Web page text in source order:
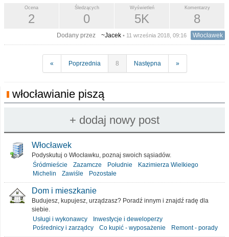
Komentarzy
8
Wyświetleń
5K
Śledzących
0
Ocena
2
Dodany przez ~Jacek • 11 września 2018, 09:16 Włocławek
« Poprzednia 8 Następna »
włocławianie piszą
Włocławek
Podyskutuj o Włocławku, poznaj swoich sąsiadów.
Śródmieście
Zazamcze Południe
Kazimierza Wielkiego
Michelin
Zawiśle Pozostałe
Dom i mieszkanie
Budujesz, kupujesz, urządzasz? Poradź innym i znajdź radę dla
siebie.
Usługi i wykonawcy
Inwestycje i deweloperzy
Pośrednicy i zarządcy
Co kupić - wyposażenie Remont - porady